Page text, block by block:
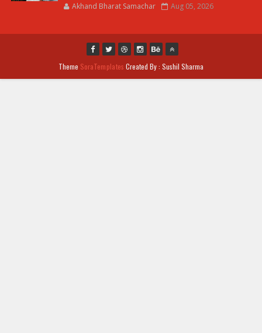
Akhand Bharat Samachar Aug 05, 2026
Theme SoraTemplates Created By : Sushil Sharma